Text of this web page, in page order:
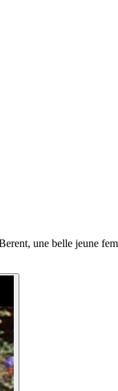
une belle jeune